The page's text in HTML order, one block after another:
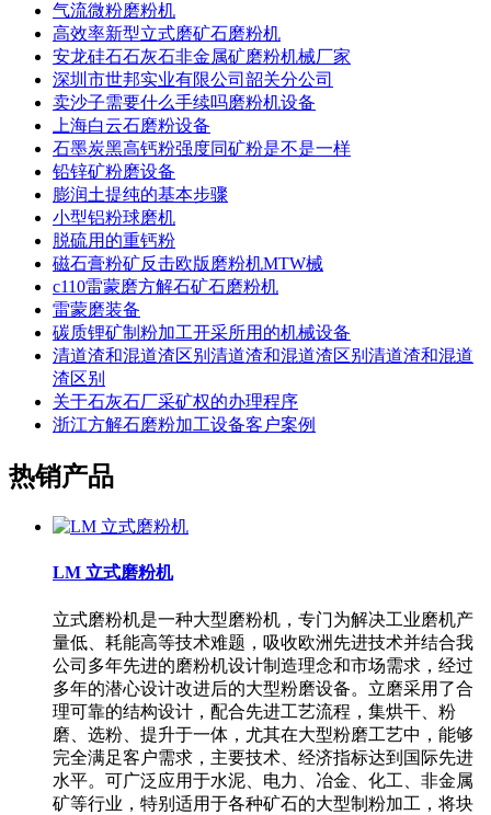
气流微粉磨粉机
高效率新型立式磨矿石磨粉机
安龙硅石石灰石非金属矿磨粉机械厂家
深圳市世邦实业有限公司韶关分公司
卖沙子需要什么手续吗磨粉机设备
上海白云石磨粉设备
石墨炭黑高钙粉强度同矿粉是不是一样
铅锌矿粉磨设备
膨润土提纯的基本步骤
小型铝粉球磨机
脱硫用的重钙粉
磁石膏粉矿反击欧版磨粉机MTW械
c110雷蒙磨方解石矿石磨粉机
雷蒙磨装备
碳质锂矿制粉加工开采所用的机械设备
清道渣和混道渣区别清道渣和混道渣区别清道渣和混道
渣区别
关于石灰石厂采矿权的办理程序
浙江方解石磨粉加工设备客户案例
热销产品
LM 立式磨粉机
立式磨粉机是一种大型磨粉机，专门为解决工业磨机产
量低、耗能高等技术难题，吸收欧洲先进技术并结合我
公司多年先进的磨粉机设计制造理念和市场需求，经过
多年的潜心设计改进后的大型粉磨设备。立磨采用了合
理可靠的结构设计，配合先进工艺流程，集烘干、粉
磨、选粉、提升于一体，尤其在大型粉磨工艺中，能够
完全满足客户需求，主要技术、经济指标达到国际先进
水平。可广泛应用于水泥、电力、冶金、化工、非金属
矿等行业，特别适用于各种矿石的大型制粉加工，将块